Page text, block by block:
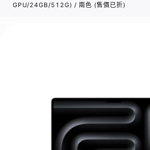
GPU/24GB/512G) / 兩色 (售價已折)